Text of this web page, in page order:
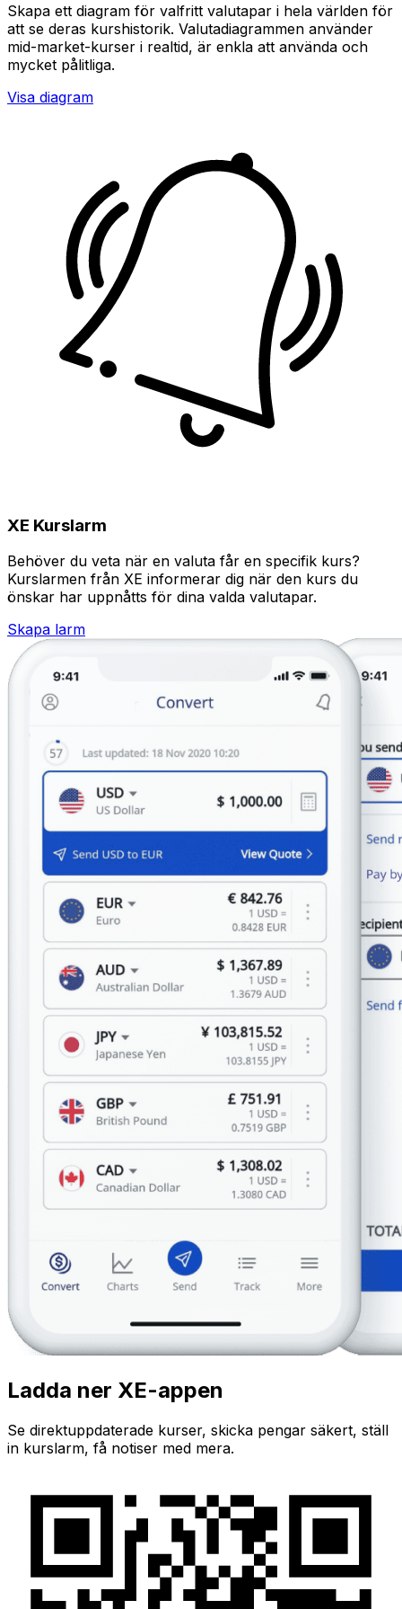
Skapa ett diagram för valfritt valutapar i hela världen för
att se deras kurshistorik. Valutadiagrammen använder
mid-market-kurser i realtid, är enkla att använda och
mycket pålitliga.
Visa diagram
XE Kurslarm
Behöver du veta när en valuta får en specifik kurs?
Kurslarmen från XE informerar dig när den kurs du
önskar har uppnåtts för dina valda valutapar.
Skapa larm
Ladda ner XE-appen
Se direktuppdaterade kurser, skicka pengar säkert, ställ
in kurslarm, få notiser med mera.